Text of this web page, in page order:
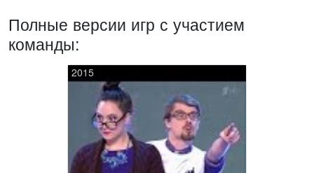
Полные версии игр с участием
команды:
2015